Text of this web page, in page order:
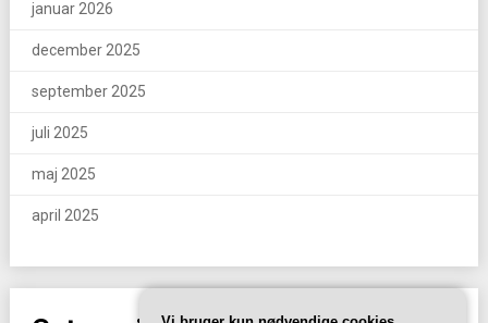
januar 2026
december 2025
september 2025
juli 2025
maj 2025
april 2025